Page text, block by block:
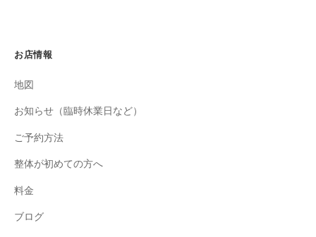
お店情報
地図
お知らせ（臨時休業日など）
ご予約方法
整体が初めての方へ
料金
ブログ